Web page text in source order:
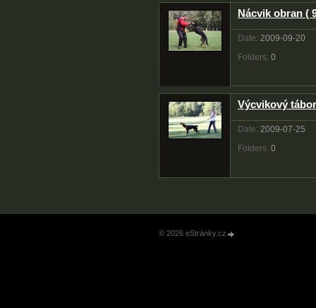
Nácvik obran (
Date: 2009-09-20
Folders: 0
Výcvikový tábor
Date: 2009-07-25
Folders: 0
© 2026 eStránky.cz